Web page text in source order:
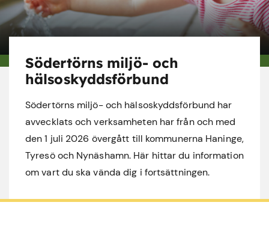
Södertörns miljö- och
hälsoskyddsförbund
Södertörns miljö- och hälsoskyddsförbund har
avvecklats och verksamheten har från och med
den 1 juli 2026 övergått till kommunerna Haninge,
Tyresö och Nynäshamn. Här hittar du information
om vart du ska vända dig i fortsättningen.